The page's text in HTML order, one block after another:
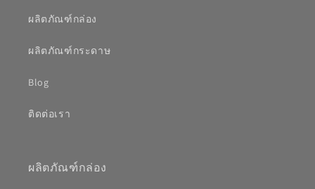
ผลิตภัณฑ์กล่อง
ผลิตภัณฑ์กระดาษ
Blog
ติดต่อเรา
ผลิตภัณฑ์กล่อง